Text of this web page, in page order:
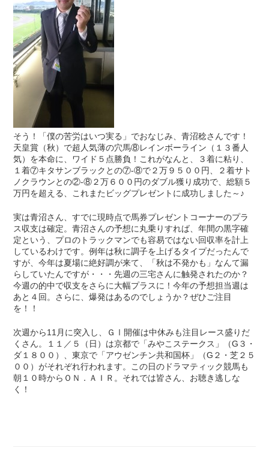
そう！「僕の苦労はいつ実る」でおなじみ、青沼稔さんです！
天皇賞（秋）で超人気薄の穴馬⑧レインボーライン（１３番人
気）を本命に、ワイド５点勝負！これがなんと、３着に粘り、
１着⑦キタサンブラックとの⑦-⑧で２万９５００円、２着サト
ノクラウンとの②-⑧２万６００円のダブル獲り成功で、総額５
万円を超える、これまたビッグプレゼントに成功しました～♪
実は青沼さん、すでに現時点で馬券プレゼントコーナーのプラ
ス収支は確定。青沼さんの予想に丸乗りすれば、年間の黒字確
定という、プロのトラックマンでも容易ではない回収率を計上
しているわけです。例年は秋に調子を上げるタイプだったんで
すが、今年は夏場に絶好調が来て、「秋は不発かも」なんて漏
らしていたんですが・・・先週の三宅さんに触発されたのか？
今週の的中で収支をさらに大幅プラスに！今年の予想担当週は
あと４回。さらに、爆発はあるのでしょうか？ぜひご注目
を！！
次週から11月に突入し、ＧⅠ開催は中休みも注目レース盛りだ
くさん。１１／５（日）は京都で「みやこステークス」（G３・
ダ１８００）、東京で「アウゼンチン共和国杯」（G２・芝２５
００）がそれぞれ行われます。この日のドラマティック競馬も
朝１０時からＯＮ．ＡＩＲ。それでは皆さん、お聴き逃しな
く！